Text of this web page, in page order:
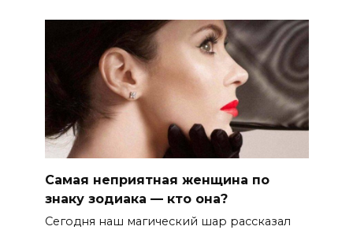
Самая неприятная женщина по
знаку зодиака — кто она?
Сегодня наш магический шар рассказал